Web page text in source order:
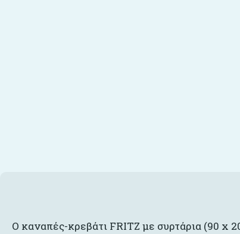
Ο καναπές-κρεβάτι FRITZ με συρτάρια (90 x